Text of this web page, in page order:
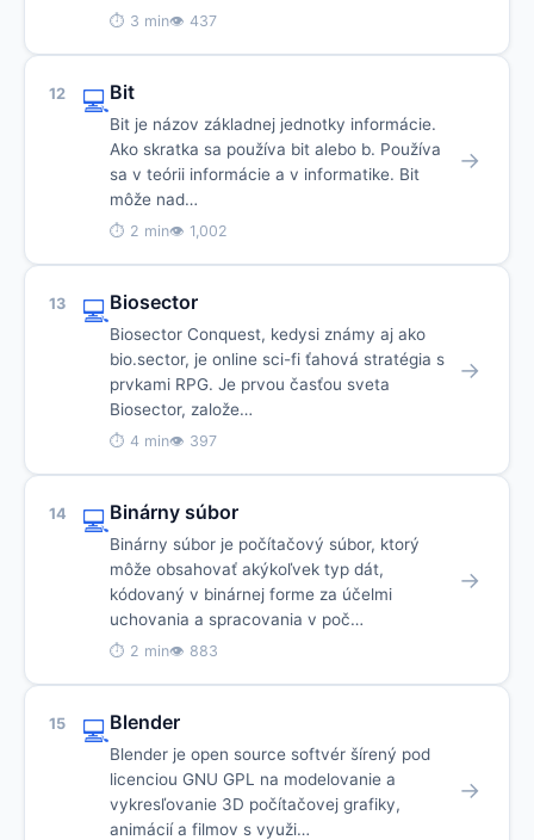
⏱ 3 min👁 437
12 💻Bit
Bit je názov základnej jednotky informácie.
Ako skratka sa používa bit alebo b. Používa
sa v teórii informácie a v informatike. Bit
môže nad…
⏱ 2 min👁 1,002
→
13 💻Biosector
Biosector Conquest, kedysi známy aj ako
bio.sector, je online sci-fi ťahová stratégia s
prvkami RPG. Je prvou časťou sveta
Biosector, založe…
⏱ 4 min👁 397
→
14 💻Binárny súbor
Binárny súbor je počítačový súbor, ktorý
môže obsahovať akýkoľvek typ dát,
kódovaný v binárnej forme za účelmi
uchovania a spracovania v poč…
⏱ 2 min👁 883
→
15 💻Blender
Blender je open source softvér šírený pod
licenciou GNU GPL na modelovanie a
vykresľovanie 3D počítačovej grafiky,
animácií a filmov s využi…
→